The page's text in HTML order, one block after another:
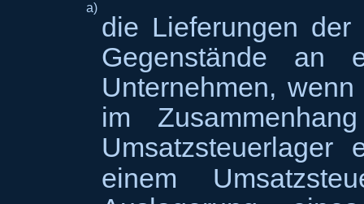
a)
die Lieferungen
Gegenstände an
Unternehmen,
im
einem